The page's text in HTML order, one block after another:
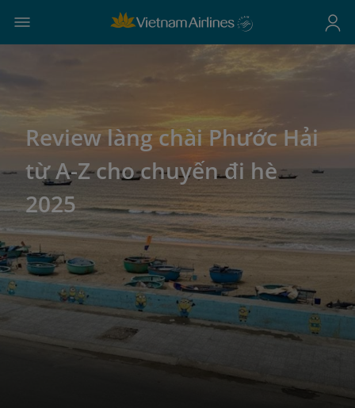
Review làng chài Phước Hải
từ A-Z cho chuyến đi hè
2025